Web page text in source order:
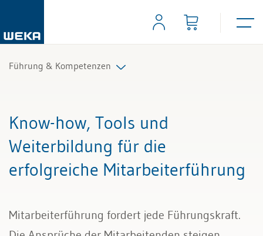
Führung & Kompetenzen
Selbstmanagement
Kommunikation und Auftritt
Know-how, Tools und
Weiterbildung für die
erfolgreiche Mitarbeiterführung
Mitarbeiterführung fordert jede Führungskraft.